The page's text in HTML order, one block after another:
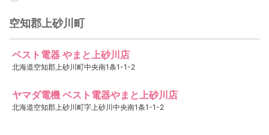
空知郡上砂川町
ベスト電器 やまと上砂川店
北海道空知郡上砂川町中央南1条1-1-2
ヤマダ電機 ベスト電器やまと上砂川店
北海道空知郡上砂川町字上砂川中央南1条1-1-2